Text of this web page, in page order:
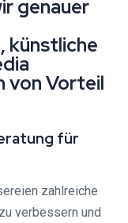
genauer
künstliche
von Vorteil
für
zahlreiche
verbessern und